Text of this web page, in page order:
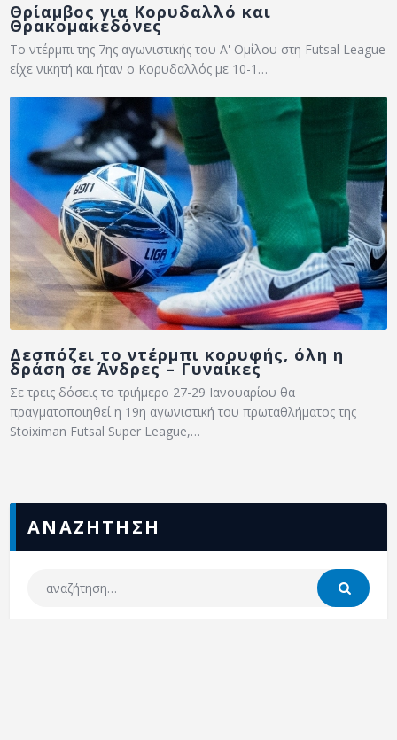
Θρίαμβος για Κορυδαλλό και
Θρακομακεδόνες
Το ντέρμπι της 7ης αγωνιστικής του Α' Ομίλου στη Futsal League
είχε νικητή και ήταν ο Κορυδαλλός με 10-1…
Δεσπόζει το ντέρμπι κορυφής, όλη η
δράση σε Άνδρες – Γυναίκες
Σε τρεις δόσεις το τριήμερο 27-29 Ιανουαρίου θα
πραγματοποιηθεί η 19η αγωνιστική του πρωταθλήματος της
Stoiximan Futsal Super League,…
ΑΝΑΖΗΤΗΣΗ